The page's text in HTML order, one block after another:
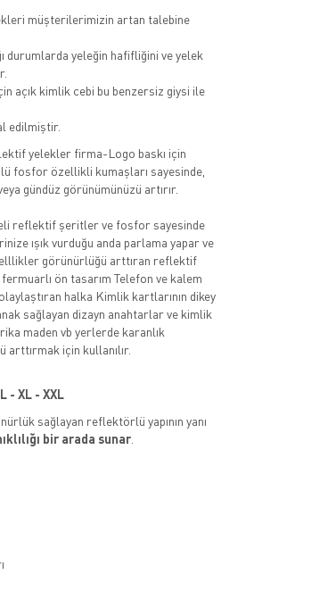
müşterilerimizin artan talebine
durumlarda yeleğin hafifliğini ve yelek
açık kimlik cebi bu benzersiz giysi ile
edilmiştir.
yelekler firma-Logo baskı için
fosfor özellikli kumaşları sayesinde,
gündüz görünümünüzü artırır.
reflektif şeritler ve fosfor sayesinde
ışık vurduğu anda parlama yapar ve
görünürlüğü arttıran reflektif
ön tasarım Telefon ve kalem
halka Kimlik kartlarının dikey
sağlayan dizayn anahtarlar ve kimlik
maden vb yerlerde karanlık
için kullanılır.
- XL - XXL
sağlayan reflektörlü yapının yanı
bir arada sunar.